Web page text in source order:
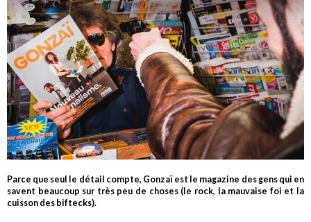
Parce que seul le détail compte, Gonzaï est le magazine des gens qui en
savent beaucoup sur très peu de choses (le rock, la mauvaise foi et la
cuisson des biftecks).